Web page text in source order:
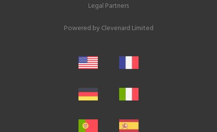
Legal Partners
Powered byClevenard Limited